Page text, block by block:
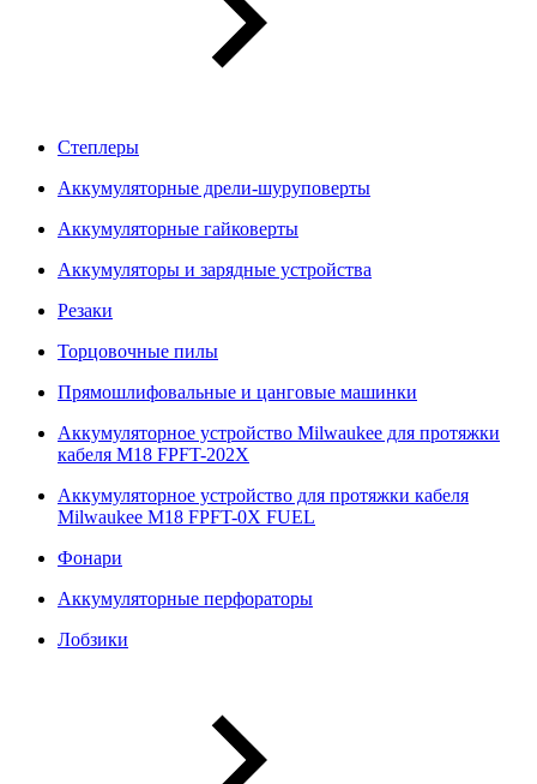
Степлеры
Аккумуляторные дрели-шуруповерты
Аккумуляторные гайковерты
Аккумуляторы и зарядные устройства
Резаки
Торцовочные пилы
Прямошлифовальные и цанговые машинки
Аккумуляторное устройство Milwaukee для протяжки
кабеля M18 FPFT-202X
Аккумуляторное устройство для протяжки кабеля
Milwaukee M18 FPFT-0X FUEL
Фонари
Аккумуляторные перфораторы
Лобзики